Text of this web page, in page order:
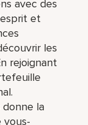
avec des
et
les
rejoignant
la
vous-